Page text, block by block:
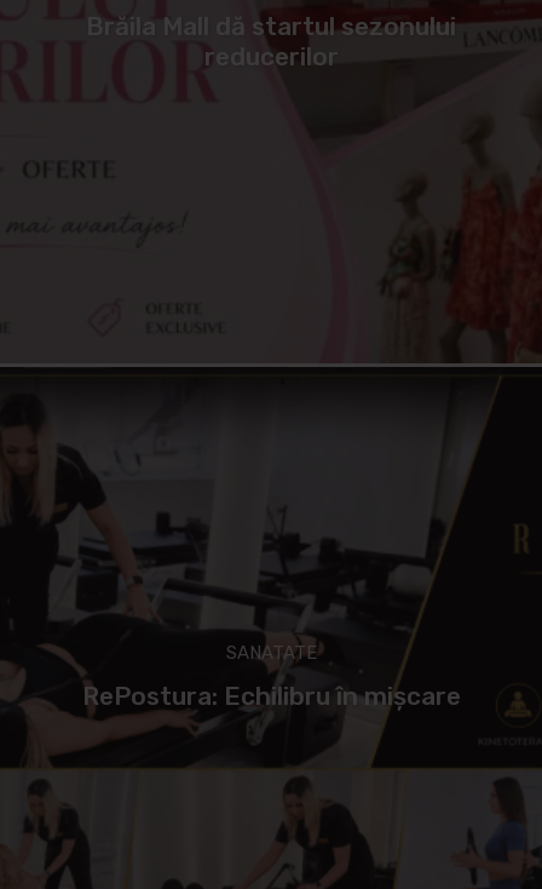
Brăila Mall dă startul sezonului
reducerilor
SANATATE
RePostura: Echilibru în mișcare